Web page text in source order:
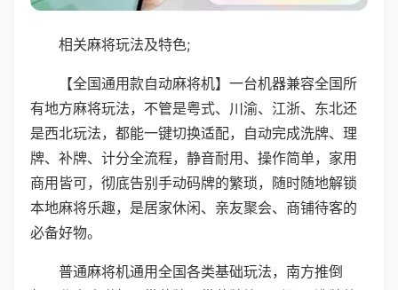
相关麻将玩法及特色;
【全国通用款自动麻将机】一台机器兼容全国所
有地方麻将玩法，不管是粤式、川渝、江浙、东北还
是西北玩法，都能一键切换适配，自动完成洗牌、理
牌、补牌、计分全流程，静音耐用、操作简单，家用
商用皆可，彻底告别手动码牌的繁琐，随时随地解锁
本地麻将乐趣，是居家休闲、亲友聚会、商铺待客的
必备好物。
普通麻将机通用全国各类基础玩法，南方推倒